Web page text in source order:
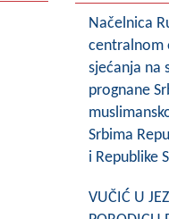
Načelnica
centralnom
sjećanja na
prognane
Srbima
i Republike
VUČIĆ U